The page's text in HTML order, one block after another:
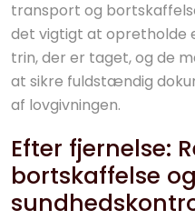
transport og
det vigtigt at opretholde
trin, der er taget, og de
at sikre fuldstændig
af lovgivningen.
Efter fjernelse:
bortskaffelse og